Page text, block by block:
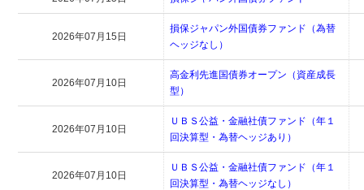
2026年07月15日
損保ジャパン外国債券ファンド（為替
ヘッジなし）
2026年07月10日
高金利先進国債券オープン（資産成長
型）
2026年07月10日
ＵＢＳ公益・金融社債ファンド（年１
回決算型・為替ヘッジあり）
2026年07月10日
ＵＢＳ公益・金融社債ファンド（年１
回決算型・為替ヘッジなし）